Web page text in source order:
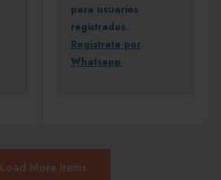
para usuarios
registrados.
Regístrate por
Whatsapp
Load More Items